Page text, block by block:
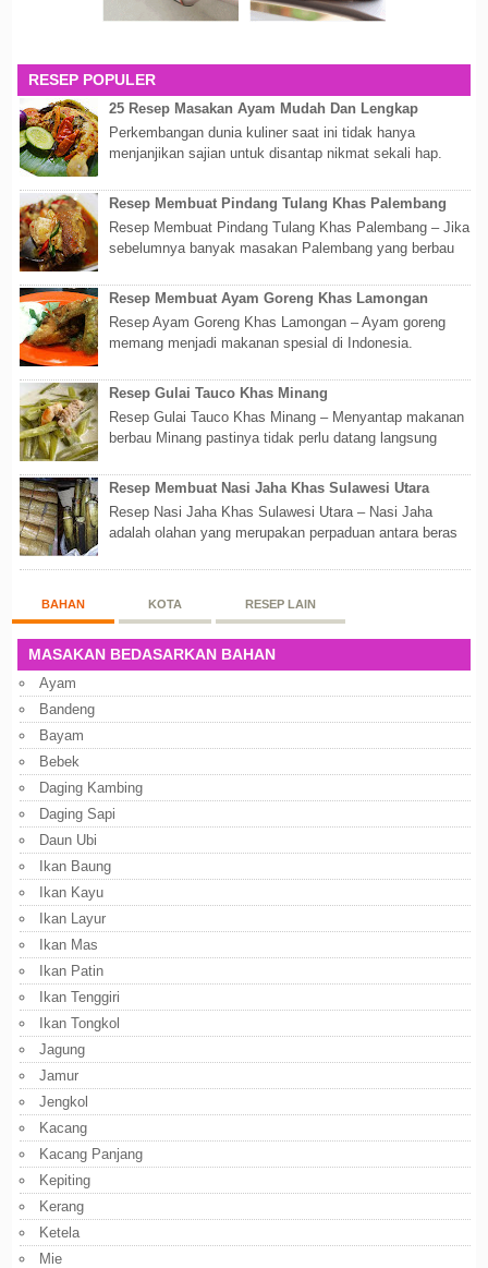
RESEP POPULER
25 Resep Masakan Ayam Mudah Dan Lengkap
Perkembangan dunia kuliner saat ini tidak hanya
menjanjikan sajian untuk disantap nikmat sekali hap.
Resep Membuat Pindang Tulang Khas Palembang
Resep Membuat Pindang Tulang Khas Palembang – Jika
sebelumnya banyak masakan Palembang yang berbau
Resep Membuat Ayam Goreng Khas Lamongan
Resep Ayam Goreng Khas Lamongan – Ayam goreng
memang menjadi makanan spesial di Indonesia.
Resep Gulai Tauco Khas Minang
Resep Gulai Tauco Khas Minang – Menyantap makanan
berbau Minang pastinya tidak perlu datang langsung
Resep Membuat Nasi Jaha Khas Sulawesi Utara
Resep Nasi Jaha Khas Sulawesi Utara – Nasi Jaha
adalah olahan yang merupakan perpaduan antara beras
BAHAN KOTA RESEP LAIN
MASAKAN BEDASARKAN BAHAN
Ayam
Bandeng
Bayam
Bebek
Daging Kambing
Daging Sapi
Daun Ubi
Ikan Baung
Ikan Kayu
Ikan Layur
Ikan Mas
Ikan Patin
Ikan Tenggiri
Ikan Tongkol
Jagung
Jamur
Jengkol
Kacang
Kacang Panjang
Kepiting
Kerang
Ketela
Mie